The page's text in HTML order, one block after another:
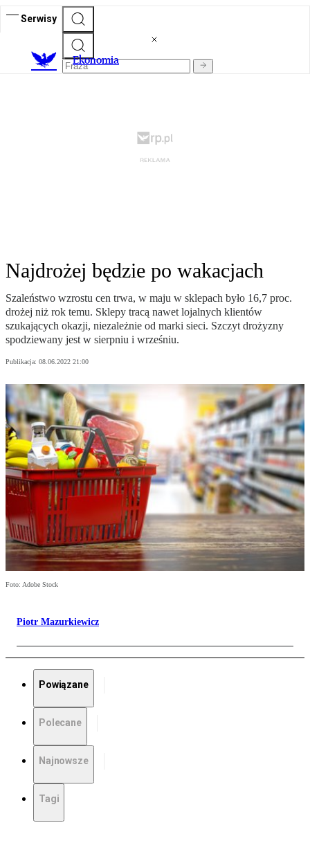
Serwisy
Ekonomia
Najdrożej będzie po wakacjach
Szaleństwo wzrostu cen trwa, w maju w sklepach było 16,7 proc.
drożej niż rok temu. Sklepy tracą nawet lojalnych klientów
szukających okazji, niezależnie od marki sieci. Szczyt drożyzny
spodziewany jest w sierpniu i wrześniu.
Publikacja: 08.06.2022 21:00
Foto: Adobe Stock
Piotr Mazurkiewicz
Powiązane
Polecane
Najnowsze
Tagi